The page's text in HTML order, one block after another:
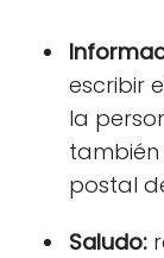
escribir
la
postal
Saludo: